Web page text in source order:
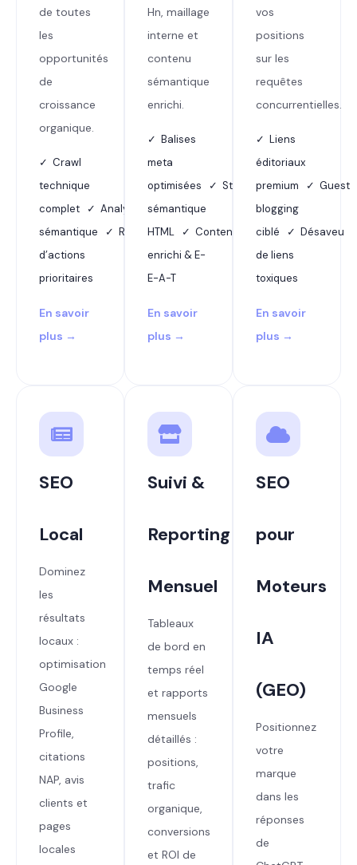
de toutes
les
opportunités
de
croissance
organique.
✓ Crawl
technique
complet ✓ Analyse
sémantique ✓ Rapport
d’actions
prioritaires
En savoir
plus →
Hn, maillage
interne et
contenu
sémantique
enrichi.
✓ Balises
meta
optimisées ✓ Structure
sémantique
HTML ✓ Contenu
enrichi & E-
E-A-T
En savoir
plus →
vos
positions
sur les
requêtes
concurrentielles.
✓ Liens
éditoriaux
premium ✓ Guest
blogging
ciblé ✓ Désaveu
de liens
toxiques
En savoir
plus →
SEO
Local
Dominez
les
résultats
locaux :
optimisation
Google
Business
Profile,
citations
NAP, avis
clients et
pages
locales
Suivi &
Reporting
Mensuel
Tableaux
de bord en
temps réel
et rapports
mensuels
détaillés :
positions,
trafic
organique,
conversions
et ROI de
SEO
pour
Moteurs
IA
(GEO)
Positionnez
votre
marque
dans les
réponses
de